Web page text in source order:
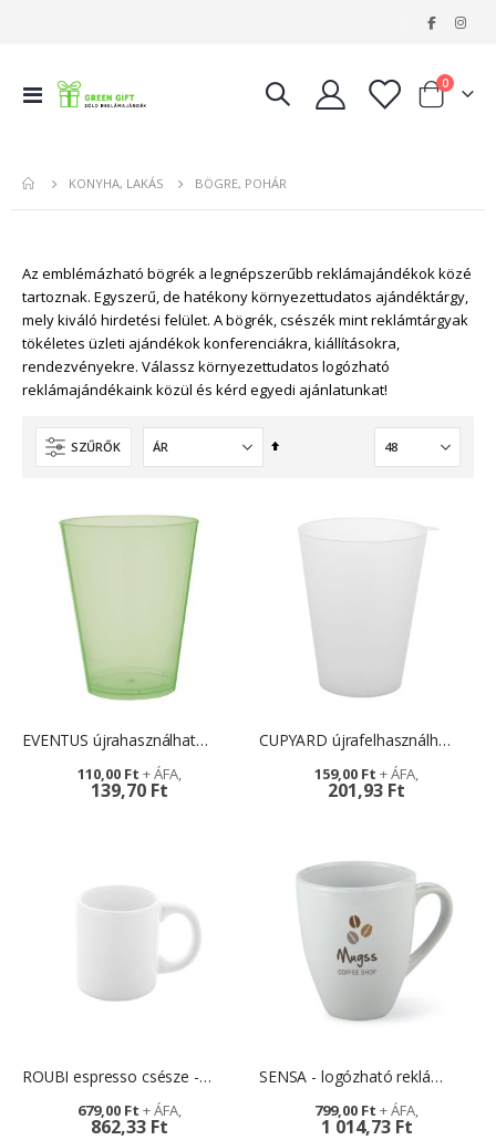
Navigáció
Kosár
0tételeket
KONYHA, LAKÁS BÖGRE, POHÁR
Az emblémázható bögrék a legnépszerűbb reklámajándékok közé
tartoznak. Egyszerű, de hatékony környezettudatos ajándéktárgy,
mely kiváló hirdetési felület. A bögrék, csészék mint reklámtárgyak
tökéletes üzleti ajándékok konferenciákra, kiállításokra,
rendezvényekre. Válassz környezettudatos logózható
reklámajándékaink közül és kérd egyedi ajánlatunkat!
SZŰRŐK
Csökkenő
EVENTUS újrahasználható rendezvénypohár - céglogóval
139,70 Ft
110,00 Ft
CUPYARD újrafelhasználható rendezvénypohár
201,93 Ft
159,00 Ft
ROUBI espresso csésze - logózható ajándék
862,33 Ft
679,00 Ft
SENSA - logózható reklámtárgy
1 014,73 Ft
799,00 Ft